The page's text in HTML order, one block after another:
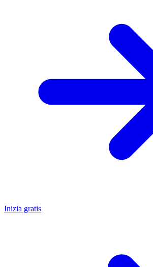
Inizia gratis